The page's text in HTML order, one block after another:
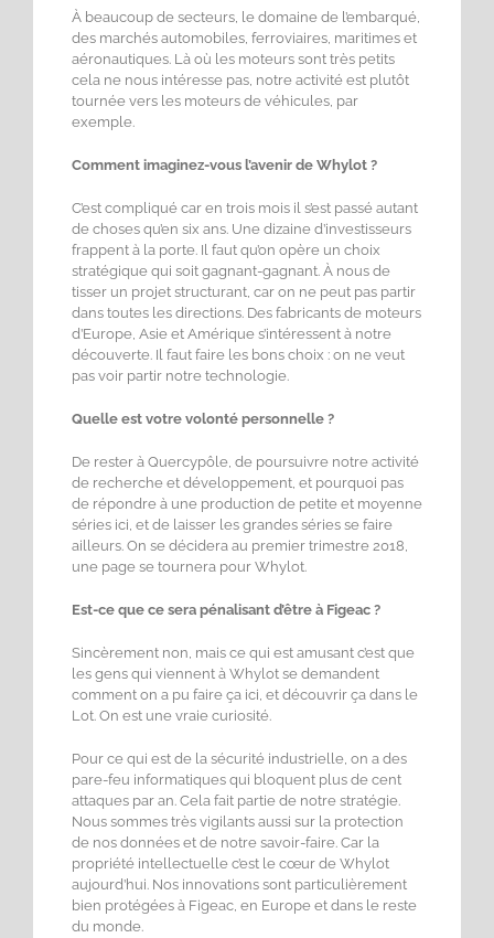
À beaucoup de secteurs, le domaine de l’embarqué,
des marchés automobiles, ferroviaires, maritimes et
aéronautiques. Là où les moteurs sont très petits
cela ne nous intéresse pas, notre activité est plutôt
tournée vers les moteurs de véhicules, par
exemple.
Comment imaginez-vous l’avenir de Whylot ?
C’est compliqué car en trois mois il s’est passé autant
de choses qu’en six ans. Une dizaine d’investisseurs
frappent à la porte. Il faut qu’on opère un choix
stratégique qui soit gagnant-gagnant. À nous de
tisser un projet structurant, car on ne peut pas partir
dans toutes les directions. Des fabricants de moteurs
d’Europe, Asie et Amérique s’intéressent à notre
découverte. Il faut faire les bons choix : on ne veut
pas voir partir notre technologie.
Quelle est votre volonté personnelle ?
De rester à Quercypôle, de poursuivre notre activité
de recherche et développement, et pourquoi pas
de répondre à une production de petite et moyenne
séries ici, et de laisser les grandes séries se faire
ailleurs. On se décidera au premier trimestre 2018,
une page se tournera pour Whylot.
Est-ce que ce sera pénalisant d’être à Figeac ?
Sincèrement non, mais ce qui est amusant c’est que
les gens qui viennent à Whylot se demandent
comment on a pu faire ça ici, et découvrir ça dans le
Lot. On est une vraie curiosité.
Pour ce qui est de la sécurité industrielle, on a des
pare-feu informatiques qui bloquent plus de cent
attaques par an. Cela fait partie de notre stratégie.
Nous sommes très vigilants aussi sur la protection
de nos données et de notre savoir-faire. Car la
propriété intellectuelle c’est le cœur de Whylot
aujourd’hui. Nos innovations sont particulièrement
bien protégées à Figeac, en Europe et dans le reste
du monde.